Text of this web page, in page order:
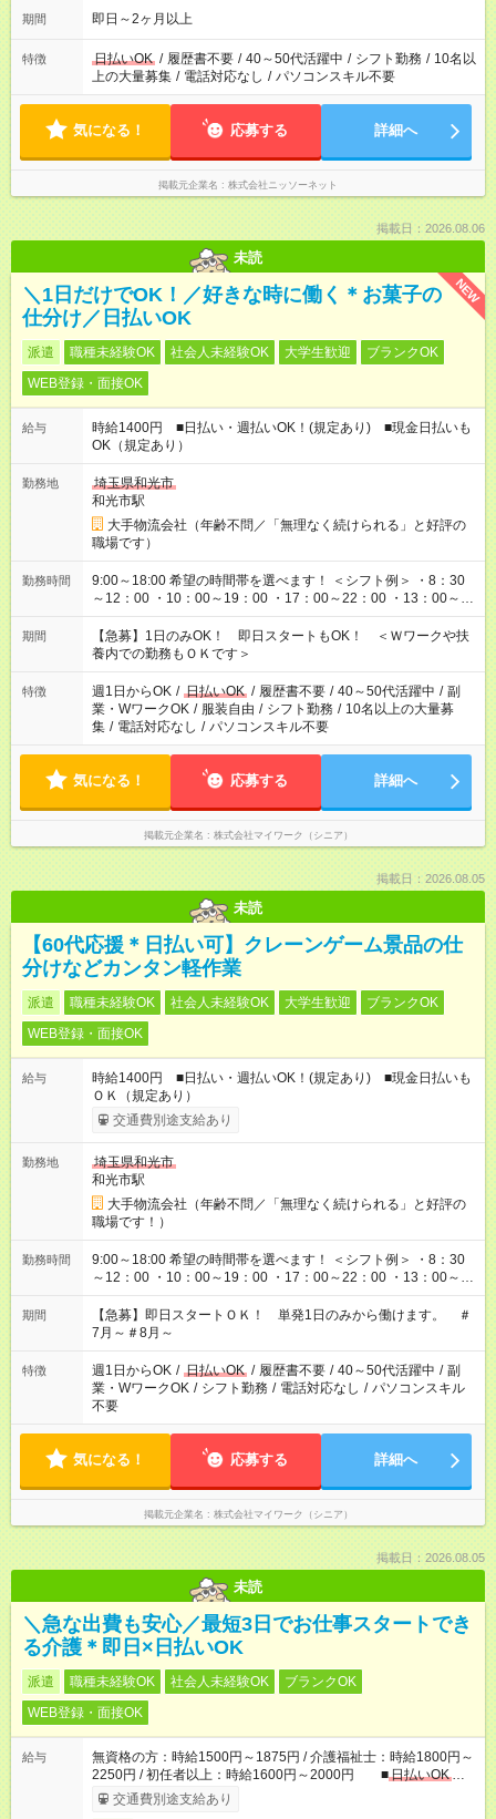
期間 即日～2ヶ月以上
特徴 日払いOK / 履歴書不要 / 40～50代活躍中 / シフト勤務 / 10名以
上の大量募集 / 電話対応なし / パソコンスキル不要
気になる！ 応募する 詳細へ
掲載元企業名 株式会社ニッソーネット
掲載日：2026.08.06
未読
NEW
＼1日だけでOK！／好きな時に働く＊お菓子の
仕分け／日払いOK
派遣 職種未経験OK 社会人未経験OK 大学生歓迎
ブランクOK
WEB登録・面接OK
給与
時給1400円 ■日払い・週払いOK！(規定あり) ■現金日払いも
OK（規定あり）
勤務地
埼玉県和光市
和光市駅
大手物流会社（年齢不問／「無理なく続けられる」と好評の
職場です）
勤務時間
9:00～18:00 希望の時間帯を選べます！ ＜シフト例＞ ・8：30
～12：00 ・10：00～19：00 ・17：00～22：00 ・13：00～
22：00 ・22：00～翌6：00 など
期間
【急募】1日のみOK！ 即日スタートもOK！ ＜Ｗワークや扶
養内での勤務もＯＫです＞
特徴 週1日からOK / 日払いOK / 履歴書不要 / 40～50代活躍中 / 副
業・WワークOK / 服装自由 / シフト勤務 / 10名以上の大量募
集 / 電話対応なし / パソコンスキル不要
気になる！ 応募する 詳細へ
掲載元企業名 株式会社マイワーク（シニア）
掲載日：2026.08.05
未読
【60代応援＊日払い可】クレーンゲーム景品の仕
分けなどカンタン軽作業
派遣 職種未経験OK 社会人未経験OK 大学生歓迎
ブランクOK
WEB登録・面接OK
給与
時給1400円 ■日払い・週払いOK！(規定あり) ■現金日払いも
ＯＫ（規定あり）
交通費別途支給あり
勤務地
埼玉県和光市
和光市駅
大手物流会社（年齢不問／「無理なく続けられる」と好評の
職場です！）
勤務時間
9:00～18:00 希望の時間帯を選べます！ ＜シフト例＞ ・8：30
～12：00 ・10：00～19：00 ・17：00～22：00 ・13：00～
22：00 ・22：00～翌6：00 など
期間
【急募】即日スタートＯＫ！ 単発1日のみから働けます。 ＃
7月～＃8月～
特徴 週1日からOK / 日払いOK / 履歴書不要 / 40～50代活躍中 / 副
業・WワークOK / シフト勤務 / 電話対応なし / パソコンスキル
不要
気になる！ 応募する 詳細へ
掲載元企業名 株式会社マイワーク（シニア）
掲載日：2026.08.05
未読
＼急な出費も安心／最短3日でお仕事スタートでき
る介護＊即日×日払いOK
派遣 職種未経験OK 社会人未経験OK
ブランクOK
WEB登録・面接OK
給与
無資格の方：時給1500円～1875円 / 介護福祉士：時給1800円～
2250円 / 初任者以上：時給1600円～2000円 ■日払いOK ■
日収例：1万2000円（時給1500円×8h）
交通費別途支給あり